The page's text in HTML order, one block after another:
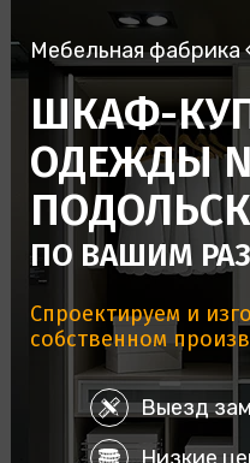
Мебельная
ШКАФ-
ОДЕЖДЫ
ПО ВАШИМ
Спроектируем и
собственном
Выезд
Низкие